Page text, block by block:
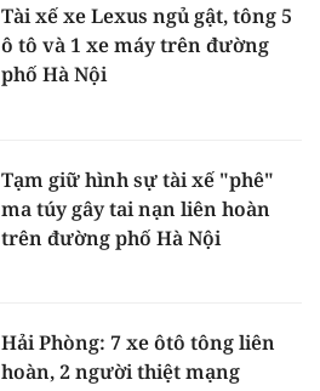
Tài xế xe Lexus ngủ gật, tông 5
ô tô và 1 xe máy trên đường
phố Hà Nội
Tạm giữ hình sự tài xế "phê"
ma túy gây tai nạn liên hoàn
trên đường phố Hà Nội
Hải Phòng: 7 xe ôtô tông liên
hoàn, 2 người thiệt mạng